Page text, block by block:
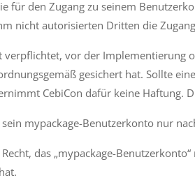
für den Zugang zu seinem
nicht autorisierten Dritten die
verpflichtet, vor der Implementierung
gesichert hat. Sollte
CebiCon dafür keine Haftung.
sein mypackage-Benutzerkonto nur
Recht, das „mypackage-